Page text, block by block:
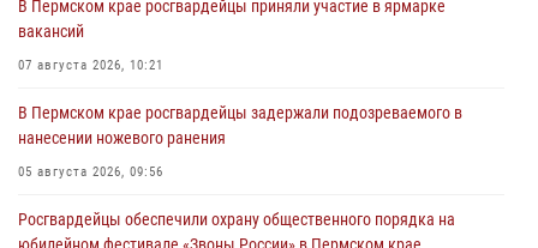
В Пермском крае росгвардейцы приняли участие в ярмарке
вакансий
07 августа 2026, 10:21
В Пермском крае росгвардейцы задержали подозреваемого в
нанесении ножевого ранения
05 августа 2026, 09:56
Росгвардейцы обеспечили охрану общественного порядка на
юбилейном фестивале «Звоны России» в Пермском крае